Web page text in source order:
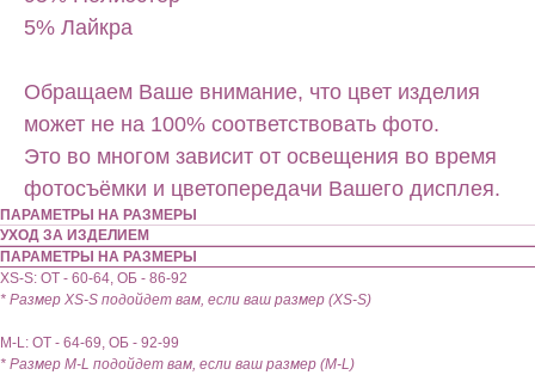
5% Лайкра
Обращаем Ваше внимание, что цвет изделия
может не на 100% соответствовать фото.
Это во многом зависит от освещения во время
фотосъёмки и цветопередачи Вашего дисплея.
ПАРАМЕТРЫ НА РАЗМЕРЫ
УХОД ЗА ИЗДЕЛИЕМ
ПАРАМЕТРЫ НА РАЗМЕРЫ
XS-S: ОТ - 60-64, ОБ - 86-92
* Размер XS-S подойдет вам, если ваш размер (XS-S)
М-L: ОТ - 64-69, ОБ - 92-99
* Размер М-L подойдет вам, если ваш размер (M-L)